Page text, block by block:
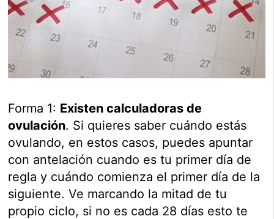
Forma 1: Existen calculadoras de
ovulación. Si quieres saber cuándo estás
ovulando, en estos casos, puedes apuntar
con antelación cuando es tu primer día de
regla y cuándo comienza el primer día de la
siguiente. Ve marcando la mitad de tu
propio ciclo, si no es cada 28 días esto te